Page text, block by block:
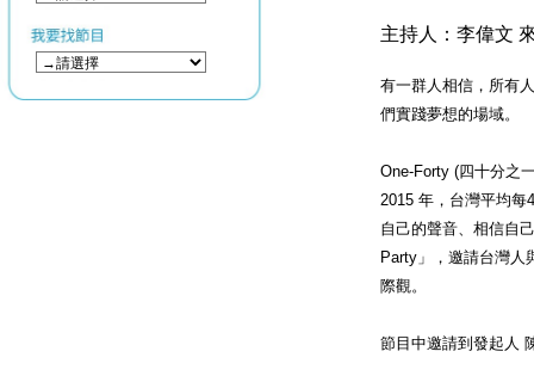
主持人：李偉文
有一群人相信，所有
們實踐夢想的場域。
One-Forty (四十分之
2015 年，台灣平均每
自己的聲音、相信自
Party」，邀請台灣人
際觀。
節目中邀請到發起人